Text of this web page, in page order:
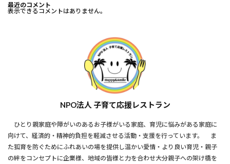
最近のコメント
表示できるコメントはありません。
NPO法人 子育て応援レストラン
ひとり親家庭や障がいのあるお子様がいる家庭、育児に悩みがある家庭に
向けて、経済的・精神的負担を軽減させる活動・支援を行っています。 ま
た狐育を防ぐためにふれあいの場を提供し温かい愛情・より良い育児・親子
の絆をコンセプトに企業様、地域の皆様と力を合わせ大分親子への架け橋を